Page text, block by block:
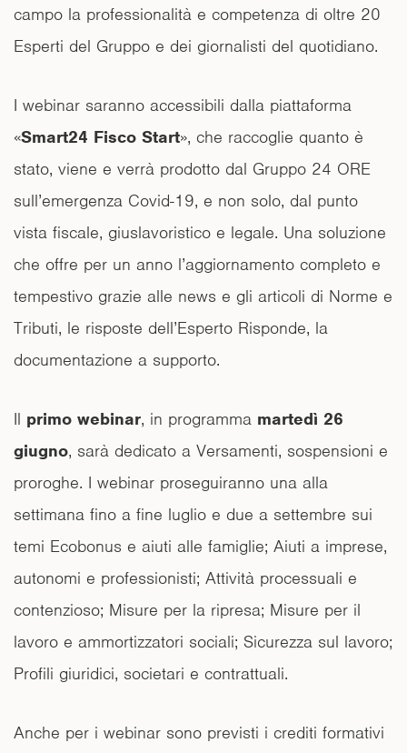
campo la professionalità e competenza di oltre 20
Esperti del Gruppo e dei giornalisti del quotidiano.
I webinar saranno accessibili dalla piattaforma
«Smart24 Fisco Start», che raccoglie quanto è
stato, viene e verrà prodotto dal Gruppo 24 ORE
sull’emergenza Covid-19, e non solo, dal punto
vista fiscale, giuslavoristico e legale. Una soluzione
che offre per un anno l’aggiornamento completo e
tempestivo grazie alle news e gli articoli di Norme e
Tributi, le risposte dell’Esperto Risponde, la
documentazione a supporto.
Il primo webinar, in programma martedì 26
giugno, sarà dedicato a Versamenti, sospensioni e
proroghe. I webinar proseguiranno una alla
settimana fino a fine luglio e due a settembre sui
temi Ecobonus e aiuti alle famiglie; Aiuti a imprese,
autonomi e professionisti; Attività processuali e
contenzioso; Misure per la ripresa; Misure per il
lavoro e ammortizzatori sociali; Sicurezza sul lavoro;
Profili giuridici, societari e contrattuali.
Anche per i webinar sono previsti i crediti formativi